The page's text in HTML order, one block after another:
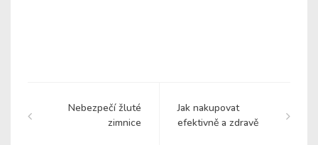
Nebezpečí žluté
zimnice
Jak nakupovat
efektivně a zdravě